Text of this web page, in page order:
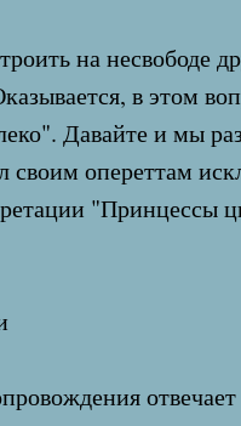
на несвободе
в этом
Давайте и мы
своим опереттам
"Принцессы